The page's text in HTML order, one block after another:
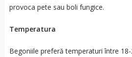
provoca pete sau boli fungice.
Temperatura
Begoniile preferă temperaturi între 18-